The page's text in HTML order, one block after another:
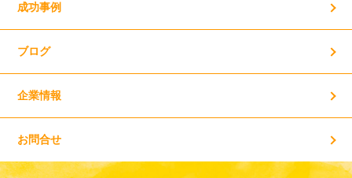
成功事例
ブログ
企業情報
お問合せ